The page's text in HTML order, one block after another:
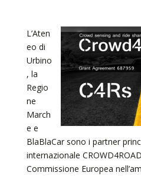
L’Aten
eo di
Urbino
, la
Regio
ne
March
e e
BlaBlaCar sono i partner
internazionale
Commissione Europea